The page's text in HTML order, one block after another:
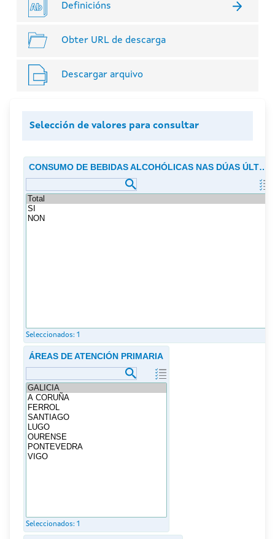
Definicións
Obter URL de descarga
Descargar arquivo
Selección de valores para consultar
CONSUMO DE BEBIDAS ALCOHÓLICAS NAS DÚAS
Seleccionados: 1
ÁREAS DE ATENCIÓN PRIMARIA
Seleccionados: 1